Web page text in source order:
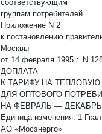
соответствующим
группам потребителей.
Приложение N 2
к постановлению
Москвы
от 14 февраля 1995 г. N
ДОПЛАТА
К ТАРИФУ НА
ДЛЯ ОПТОВОГО
НА ФЕВРАЛЬ — ДЕКАБРЬ
Единица изменения: 1
АО «Мосэнерго»